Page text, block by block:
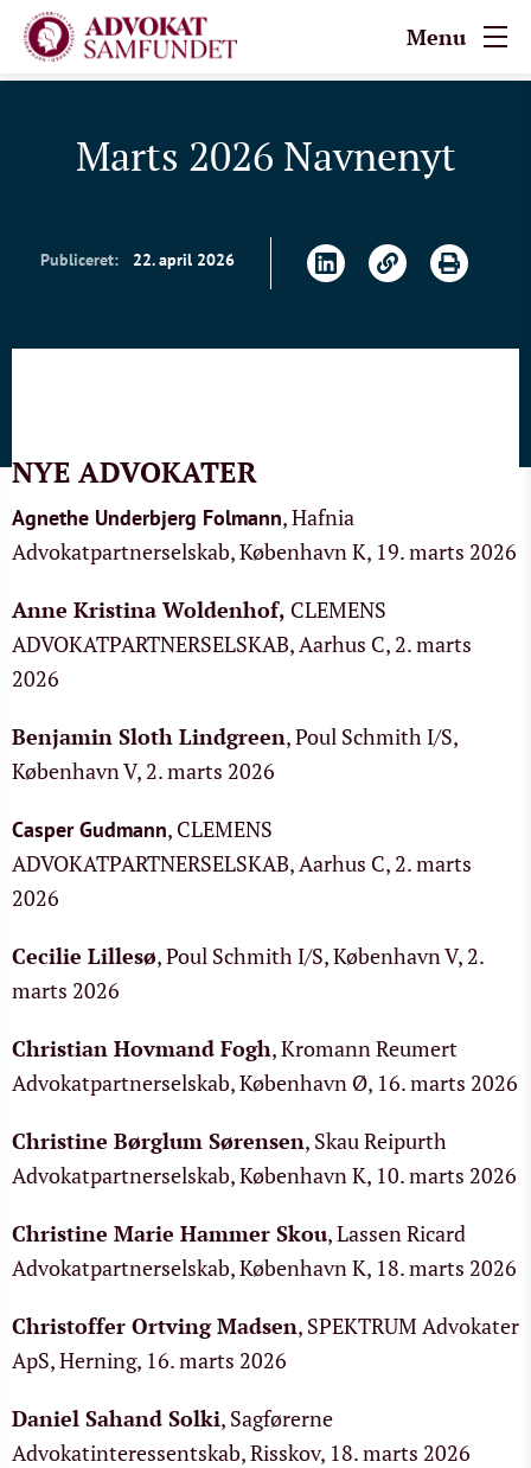
Menu
Marts 2026 Navnenyt
Publiceret: 22. april 2026
NYE ADVOKATER
Agnethe Underbjerg Folmann, Hafnia
Advokatpartnerselskab, København K, 19. marts 2026
Anne Kristina Woldenhof, CLEMENS
ADVOKATPARTNERSELSKAB, Aarhus C, 2. marts
2026
Benjamin Sloth Lindgreen, Poul Schmith I/S,
København V, 2. marts 2026
Casper Gudmann, CLEMENS
ADVOKATPARTNERSELSKAB, Aarhus C, 2. marts
2026
Cecilie Lillesø, Poul Schmith I/S, København V, 2.
marts 2026
Christian Hovmand Fogh, Kromann Reumert
Advokatpartnerselskab, København Ø, 16. marts 2026
Christine Børglum Sørensen, Skau Reipurth
Advokatpartnerselskab, København K, 10. marts 2026
Christine Marie Hammer Skou, Lassen Ricard
Advokatpartnerselskab, København K, 18. marts 2026
Christoffer Ortving Madsen, SPEKTRUM Advokater
ApS, Herning, 16. marts 2026
Daniel Sahand Solki, Sagførerne
Advokatinteressentskab, Risskov, 18. marts 2026